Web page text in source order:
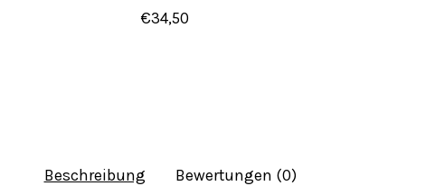
Beschreibung Bewertungen (0)
€34,50